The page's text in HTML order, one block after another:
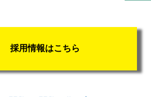
採用情報はこちら